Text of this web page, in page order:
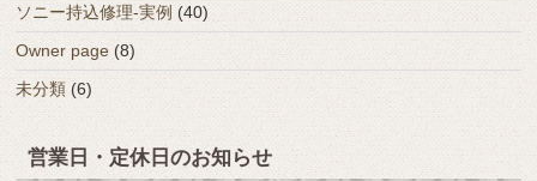
ソニー持込修理-実例 (40)
Owner page (8)
未分類 (6)
営業日・定休日のお知らせ